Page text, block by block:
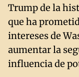
Trump de la
que ha
intereses de
aumentar la
influencia de